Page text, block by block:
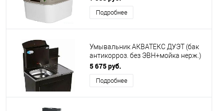
Подробнее
Умывальник АКВАТЕКС ДУЭТ (бак
антикорроз. без ЭВН+мойка нерж.)
медь
5 675 руб.
Подробнее